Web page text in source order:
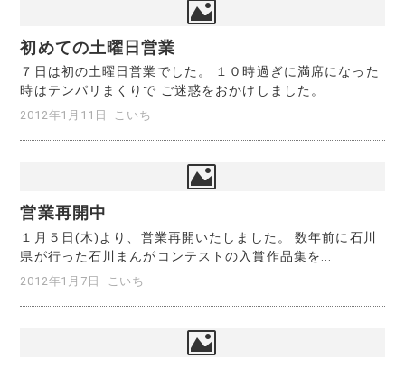
初めての土曜日営業
７日は初の土曜日営業でした。 １０時過ぎに満席になった
時はテンパリまくりで ご迷惑をおかけしました。
2012年1月11日 こいち
営業再開中
１月５日(木)より、営業再開いたしました。 数年前に石川
県が行った石川まんがコンテストの入賞作品集を...
2012年1月7日 こいち